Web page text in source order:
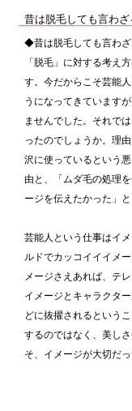
昔は脱毛しても言わ
◆昔は脱毛しても言わ
「脱毛」に対する考え
す。今だからこそ芸能
うになってきています
ませんでした。それで
ったのでしょうか。理
沢に使っているという
由と、「ムダ毛の処理
ージを伝えたかった」
芸能人という仕事はイ
ルドでカッコイイイメ
メージさえあれば、テ
イメージとキャラクタ
どに抜擢されるという
するのではなく、美し
そ、イメージが大切だ